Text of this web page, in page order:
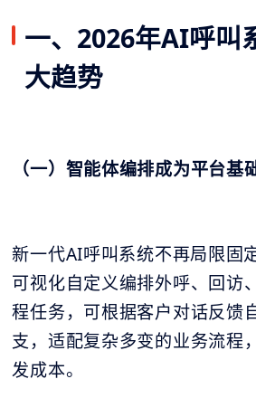
一、2026年AI呼叫
大趋势
（一）智能体编排成为平台基
新一代AI呼叫系统不再局限固
可视化自定义编排外呼、回访
程任务，可根据客户对话反馈
支，适配复杂多变的业务流程
发成本。